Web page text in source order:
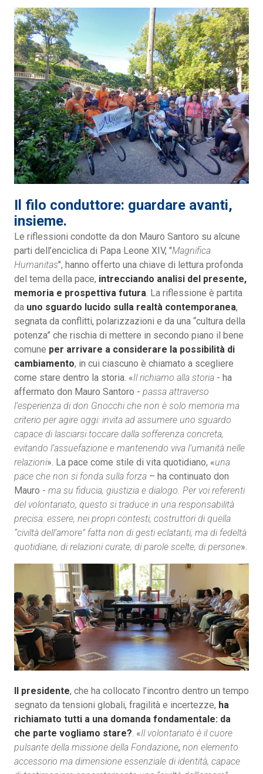
Il filo conduttore: guardare avanti,
insieme.
Le riflessioni condotte da don Mauro Santoro su alcune
parti dell’enciclica di Papa Leone XIV, "Magnifica
Humanitas", hanno offerto una chiave di lettura profonda
del tema della pace, intrecciando analisi del presente,
memoria e prospettiva futura. La riflessione è partita
da uno sguardo lucido sulla realtà contemporanea,
segnata da conflitti, polarizzazioni e da una “cultura della
potenza” che rischia di mettere in secondo piano il bene
comune per arrivare a considerare la possibilità di
cambiamento, in cui ciascuno è chiamato a scegliere
come stare dentro la storia. «Il richiamo alla storia - ha
affermato don Mauro Santoro - passa attraverso
l’esperienza di don Gnocchi che non è solo memoria ma
criterio per agire oggi: invita ad assumere uno sguardo
capace di lasciarsi toccare dalla sofferenza concreta,
evitando l’assuefazione e mantenendo viva l’umanità nelle
relazioni». La pace come stile di vita quotidiano, «una
pace che non si fonda sulla forza – ha continuato don
Mauro - ma su fiducia, giustizia e dialogo. Per voi referenti
del volontariato, questo si traduce in una responsabilità
precisa: essere, nei propri contesti, costruttori di quella
“civiltà dell’amore” fatta non di gesti eclatanti, ma di fedeltà
quotidiane, di relazioni curate, di parole scelte, di persone».
Il presidente, che ha collocato l’incontro dentro un tempo
segnato da tensioni globali, fragilità e incertezze, ha
richiamato tutti a una domanda fondamentale: da
che parte vogliamo stare?. «Il volontariato è il cuore
pulsante della missione della Fondazione, non elemento
accessorio ma dimensione essenziale di identità, capace